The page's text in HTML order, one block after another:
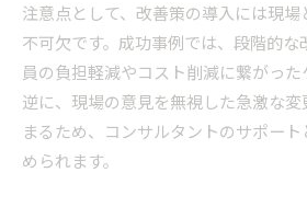
住所入力ミスを防ぐ和束町
コンサル分析に活かす和束
注意点として、改善策の導入には現
不可欠です。成功事例では、段階的
員の負担軽減やコスト削減に繋がった
逆に、現場の意見を無視した急激な
まるため、コンサルタントのサポー
められます。